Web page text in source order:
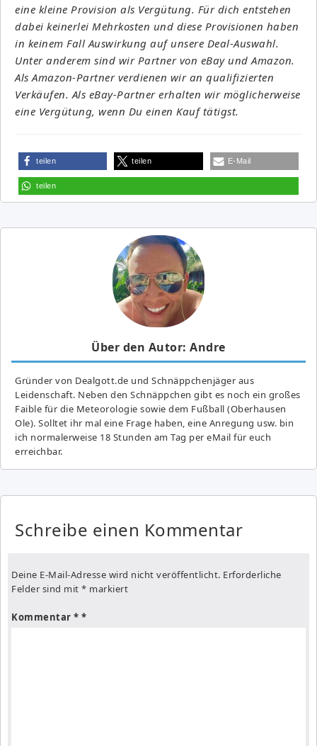
eine kleine Provision als Vergütung. Für dich entstehen
dabei keinerlei Mehrkosten und diese Provisionen haben
in keinem Fall Auswirkung auf unsere Deal-Auswahl.
Unter anderem sind wir Partner von eBay und Amazon.
Als Amazon-Partner verdienen wir an qualifizierten
Verkäufen. Als eBay-Partner erhalten wir möglicherweise
eine Vergütung, wenn Du einen Kauf tätigst.
teilen teilen E-Mail
teilen
Über den Autor: Andre
Gründer von Dealgott.de und Schnäppchenjäger aus
Leidenschaft. Neben den Schnäppchen gibt es noch ein großes
Fai­ble für die Meteorologie sowie dem Fußball (Oberhausen
Ole). Solltet ihr mal eine Frage haben, eine Anregung usw. bin
ich normalerweise 18 Stunden am Tag per eMail für euch
erreichbar.
Schreibe einen Kommentar
Deine E-Mail-Adresse wird nicht veröffentlicht. Erforderliche
Felder sind mit * markiert
Kommentar *